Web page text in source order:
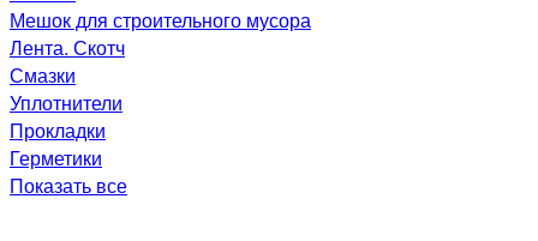
Мешок для строительного мусора
Лента. Скотч
Смазки
Уплотнители
Прокладки
Герметики
Показать все